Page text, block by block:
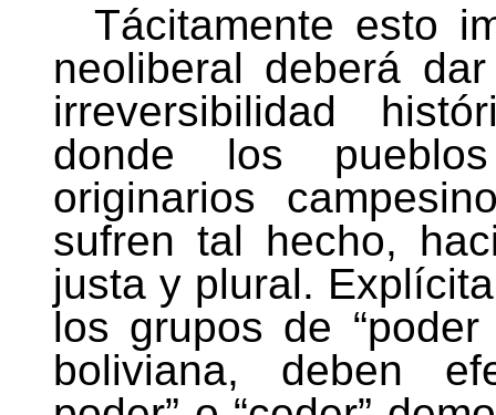
Tácitamente esto
neoliberal deberá
irreversibilidad
donde los
originarios
sufren tal hecho,
justa y plural.
los grupos de
boliviana, deben